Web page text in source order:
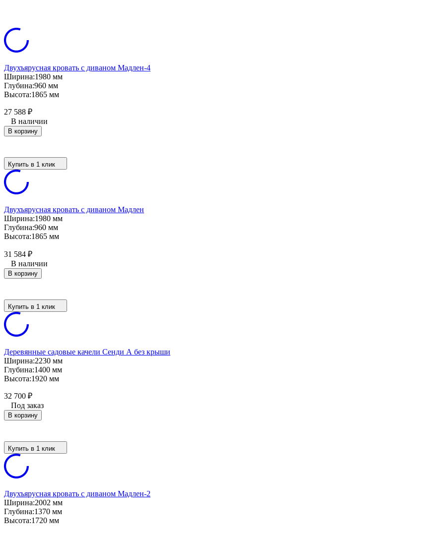
Двухъярусная кровать с диваном Мадлен-4
Ширина:1980 мм
Глубина:960 мм
Высота:1865 мм
27 588 ₽
В наличии
В корзину
Купить в 1 клик
Двухъярусная кровать с диваном Мадлен
Ширина:1980 мм
Глубина:960 мм
Высота:1865 мм
31 584 ₽
В наличии
В корзину
Купить в 1 клик
Деревянные садовые качели Сенди А без крыши
Ширина:2230 мм
Глубина:1400 мм
Высота:1920 мм
32 700 ₽
Под заказ
В корзину
Купить в 1 клик
Двухъярусная кровать с диваном Мадлен-2
Ширина:2002 мм
Глубина:1370 мм
Высота:1720 мм